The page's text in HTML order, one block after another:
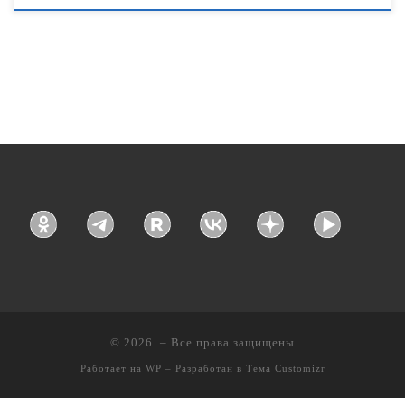
© 2026 – Все права защищены
Работает на WP – Разработан в Тема Customizr